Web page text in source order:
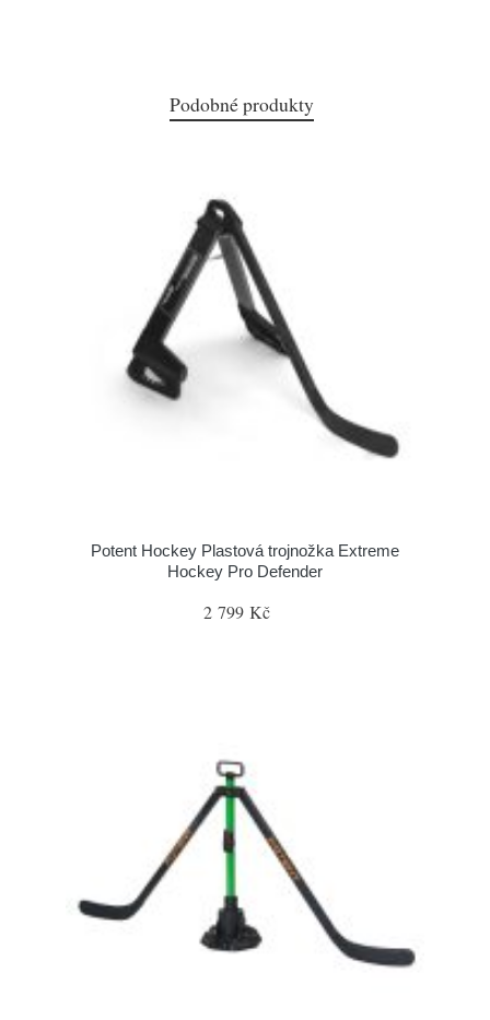
Podobné produkty
Potent Hockey Plastová trojnožka Extreme
Hockey Pro Defender
2 799 Kč